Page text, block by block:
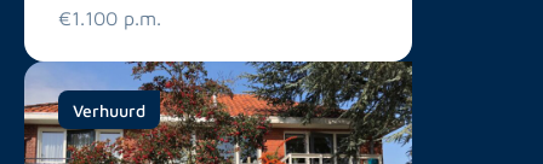
€1.100 p.m.
Verhuurd